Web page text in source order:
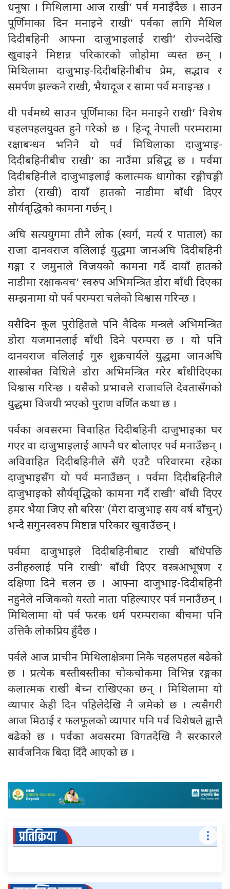
धनुषा । मिथिलामा आज राखी’ पर्व मनाइँदैछ । साउन
पूर्णिमाका दिन मनाइने राखी’ पर्वका लागि मैथिल
दिदीबहिनी आफ्ना दाजुभाइलाई राखी’ रोज्नदेखि
खुवाइने मिष्टान्न परिकारको जोहोमा व्यस्त छन् ।
मिथिलामा दाजुभाइ-दिदीबहिनीबीच प्रेम, सद्भाव र
समर्पण झल्कने राखी, भैयादूज र सामा पर्व मनाइन्छ ।
यी पर्वमध्ये साउन पूर्णिमाका दिन मनाइने राखी’ विशेष
चहलपहलयुक्त हुने गरेको छ । हिन्दू नेपाली परम्परामा
रक्षाबन्धन भनिने यो पर्व मिथिलाका दाजुभाइ-
दिदीबहिनीबीच राखी’ का नाउँमा प्रसिद्ध छ । पर्वमा
दिदीबहिनीले दाजुभाइलाई कलात्मक धागोका रङ्गीचङ्गी
डोरा (राखी) दायाँ हातको नाडीमा बाँधी दिएर
सौर्यवृद्धिको कामना गर्छन् ।
अघि सत्ययुगमा तीनै लोक (स्वर्ग, मर्त्य र पाताल) का
राजा दानवराज वलिलाई युद्धमा जानअघि दिदीबहिनी
गङ्गा र जमुनाले विजयको कामना गर्दै दायाँ हातको
नाडीमा रक्षाकवच’ स्वरुप अभिमन्त्रित डोरा बाँधी दिएका
सम्झनामा यो पर्व परम्परा चलेको विश्वास गरिन्छ ।
यसैदिन कूल पुरोहितले पनि वैदिक मन्त्रले अभिमन्त्रित
डोरा यजमानलाई बाँधी दिने परम्परा छ । यो पनि
दानवराज वलिलाई गुरु शुक्रचार्यले युद्धमा जानअघि
शास्त्रोक्त विधिले डोरा अभिमन्त्रित गरेर बाँधीदिएका
विश्वास गरिन्छ । यसैको प्रभावले राजावलि देवतासँगको
युद्धमा विजयी भएको पुराण वर्णित कथा छ ।
पर्वका अवसरमा विवाहित दिदीबहिनी दाजुभाइका घर
गएर वा दाजुभाइलाई आफ्नै घर बोलाएर पर्व मनाउँछन् ।
अविवाहित दिदीबहिनीले सँगै एउटै परिवारमा रहेका
दाजुभाइसँग यो पर्व मनाउँछन् । पर्वमा दिदीबहिनीले
दाजुभाइको सौर्यवृद्धिको कामना गर्दै राखी’ बाँधी दिएर
हमर भैया जिए सौ बरिस’ (मेरा दाजुभाइ सय वर्ष बाँचुन्)
भन्दै सगुनस्वरुप मिष्टान्न परिकार खुवाउँछन् ।
पर्वमा दाजुभाइले दिदीबहिनीबाट राखी बाँधेपछि
उनीहरुलाई पनि राखी’ बाँधी दिएर वस्त्रआभूषण र
दक्षिणा दिने चलन छ । आफ्ना दाजुभाइ-दिदीबहिनी
नहुनेले नजिकको यस्तो नाता पहिल्याएर पर्व मनाउँछन् ।
मिथिलामा यो पर्व फरक धर्म परम्पराका बीचमा पनि
उत्तिकै लोकप्रिय हुँदैछ ।
पर्वले आज प्राचीन मिथिलाक्षेत्रमा निकै चहलपहल बढेको
छ । प्रत्येक बस्तीबस्तीका चोकचोकमा विभिन्न रङ्गका
कलात्मक राखी बेच्न राखिएका छन् । मिथिलामा यो
व्यापार केही दिन पहिलेदेखि नै जमेको छ । त्यसैगरी
आज मिठाई र फलफूलको व्यापार पनि पर्व विशेषले ह्वात्तै
बढेको छ । पर्वका अवसरमा विगतदेखि नै सरकारले
सार्वजनिक बिदा दिँदै आएको छ ।
प्रतिक्रिया